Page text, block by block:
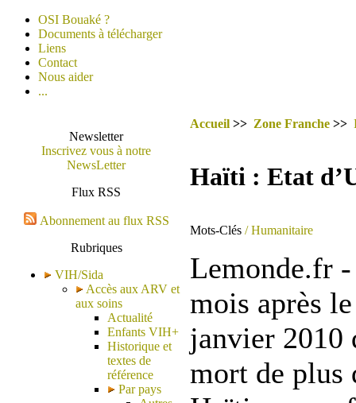
OSI Bouaké ?
Documents à télécharger
Liens
Contact
Nous aider
...
Newsletter
Inscrivez vous à notre
NewsLetter
Flux RSS
Abonnement au flux RSS
Rubriques
VIH/Sida
Accès aux ARV et
aux soins
Actualité
Enfants VIH+
Historique et
textes de
référence
Par pays
Accueil >> Zone Franche >>
Haïti : Etat
Mots-Clés / Humanitaire
Lemonde.fr
mois après
janvier 2010
mort de plus